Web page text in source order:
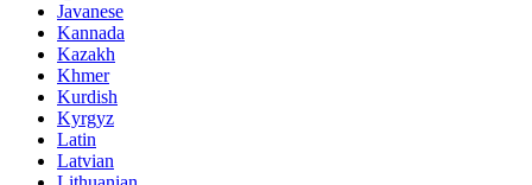
Javanese
Kannada
Kazakh
Khmer
Kurdish
Kyrgyz
Latin
Latvian